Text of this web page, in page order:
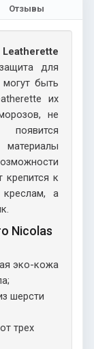
Отзывы
для
быть
их
не
к
а
Nicolas
эко-кожа
шерсти
трех